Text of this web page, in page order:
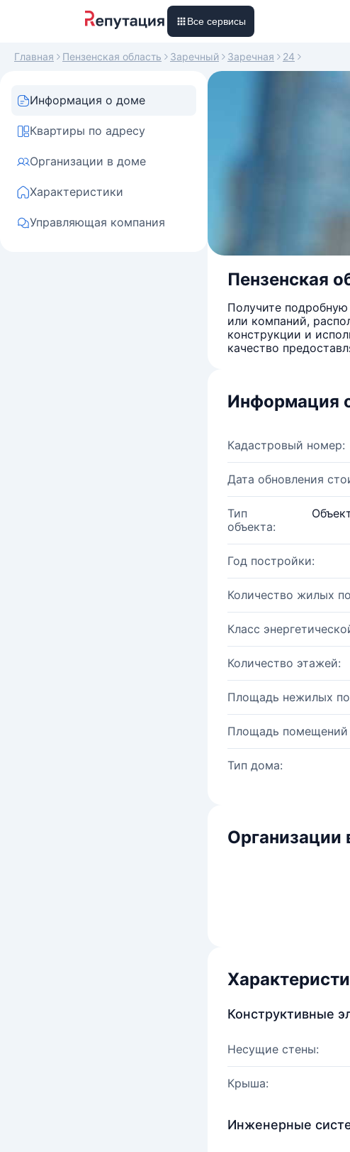
Все сервисы
Главная Пензенская область Заречный Заречная 24
Информация о доме
Квартиры по адресу
Организации в доме
Характеристики
Управляющая компания
Пензенская
Получите
или компаний,
конструкции и
качество
Информация
Кадастровый номер:
Дата обновления
Тип
объекта:
Год постройки:
Количество жилых
Класс
Количество этажей:
Площадь нежилых
Площадь помещений
Тип дома:
Организации
Конструктивные
Несущие стены:
Крыша:
Инженерные